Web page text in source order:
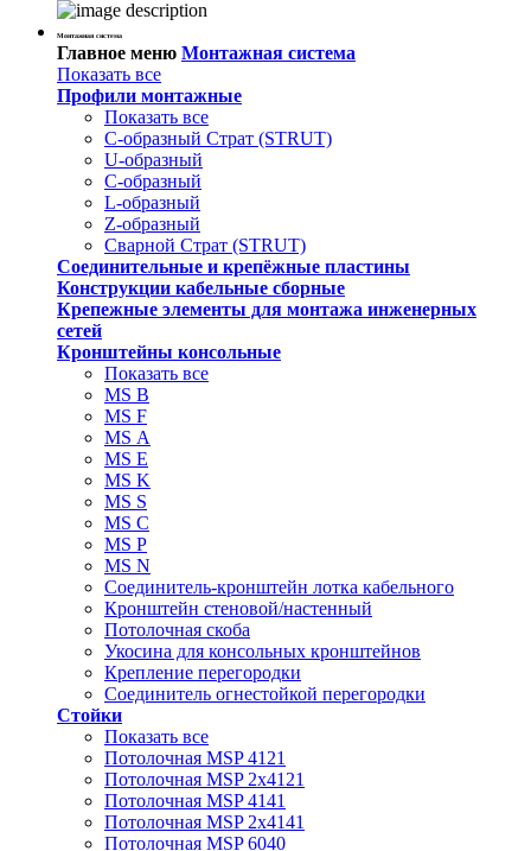
Монтажная система
Главное меню Монтажная система
Показать все
Профили монтажные
Показать все
С-образный Страт (STRUT)
U-образный
С-образный
L-образный
Z-образный
Сварной Страт (STRUT)
Соединительные и крепёжные пластины
Конструкции кабельные сборные
Крепежные элементы для монтажа инженерных
сетей
Кронштейны консольные
Показать все
MS В
MS F
MS А
MS Е
MS K
MS S
MS C
MS P
MS N
Соединитель-кронштейн лотка кабельного
Кронштейн стеновой/настенный
Потолочная скоба
Укосина для консольных кронштейнов
Крепление перегородки
Соединитель огнестойкой перегородки
Стойки
Показать все
Потолочная MSP 4121
Потолочная MSP 2х4121
Потолочная MSP 4141
Потолочная MSP 2х4141
Потолочная MSP 6040